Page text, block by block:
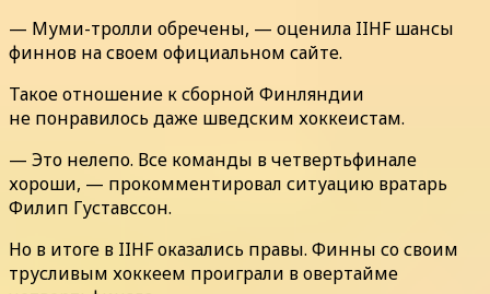
— Муми-тролли обречены, — оценила IIHF шансы
финнов на своем официальном сайте.
Такое отношение к сборной Финляндии
не понравилось даже шведским хоккеистам.
— Это нелепо. Все команды в четвертьфинале
хороши, — прокомментировал ситуацию вратарь
Филип Густавссон.
Но в итоге в IIHF оказались правы. Финны со своим
трусливым хоккеем проиграли в овертайме